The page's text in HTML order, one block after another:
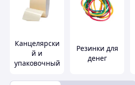
Канцелярски
й и
упаковочный
Резинки для
денег